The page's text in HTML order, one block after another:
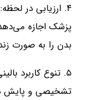
۴. ارزیابی در
پزشک اجازه
بدن را به‌ صورت
۵. تنوع کاربرد
تشخیصی و پایش